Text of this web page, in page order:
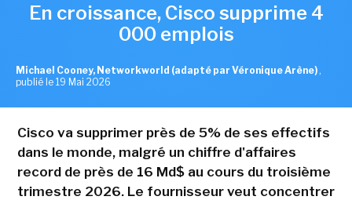
En croissance, Cisco supprime 4
000 emplois
Michael Cooney, Networkworld (adapté par Véronique Arène) ,
publié le 19 Mai 2026
Cisco va supprimer près de 5% de ses effectifs
dans le monde, malgré un chiffre d'affaires
record de près de 16 Md$ au cours du troisième
trimestre 2026. Le fournisseur veut concentrer